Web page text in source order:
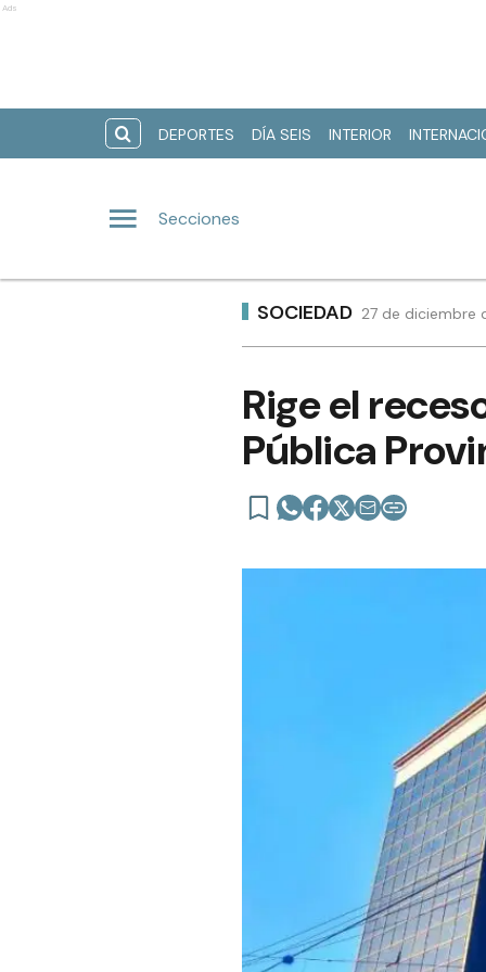
Ads
DEPORTES DÍA SEIS INTERIOR
Secciones
SOCIEDAD 27 de diciembre
Rige el
Pública